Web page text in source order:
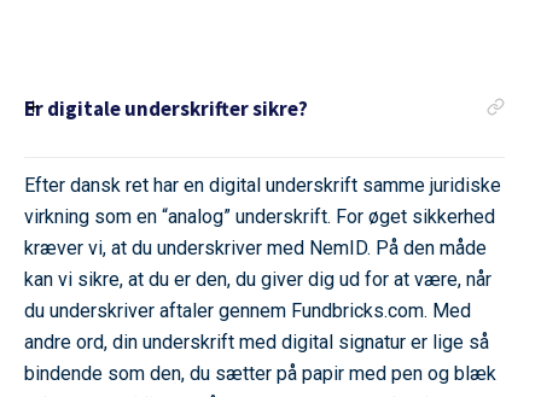
Er digitale underskrifter sikre?
Efter dansk ret har en digital underskrift samme juridiske
virkning som en “analog” underskrift. For øget sikkerhed
kræver vi, at du underskriver med NemID. På den måde
kan vi sikre, at du er den, du giver dig ud for at være, når
du underskriver aftaler gennem Fundbricks.com. Med
andre ord, din underskrift med digital signatur er lige så
bindende som den, du sætter på papir med pen og blæk